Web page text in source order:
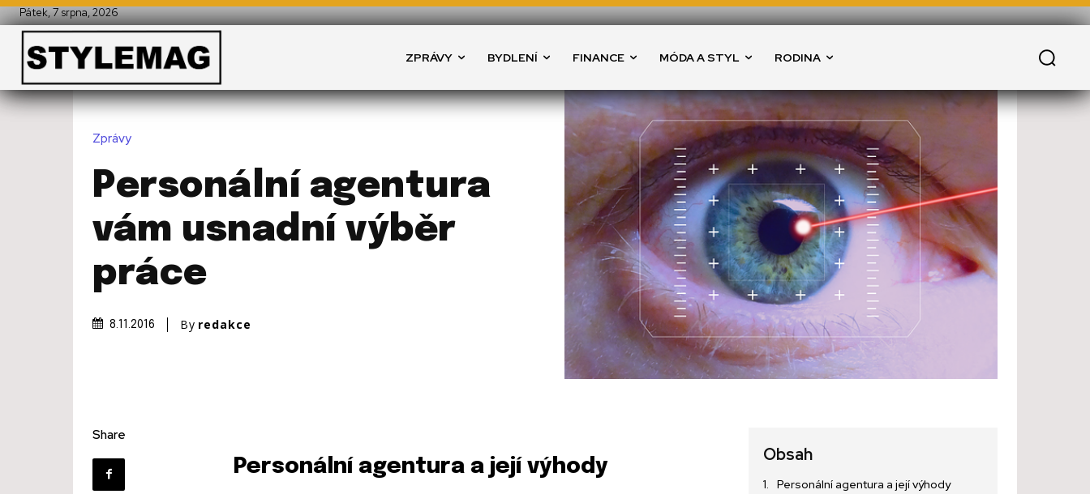
Pátek, 7 srpna, 2026
ZPRÁVY BYDLENÍ FINANCE MÓDA A STYL RODINA
Zprávy
Personální agentura
vám usnadní výběr
práce
8.11.2016 By redakce
Share
Personální agentura a její výhody
Obsah
Personální agentura a její výhody